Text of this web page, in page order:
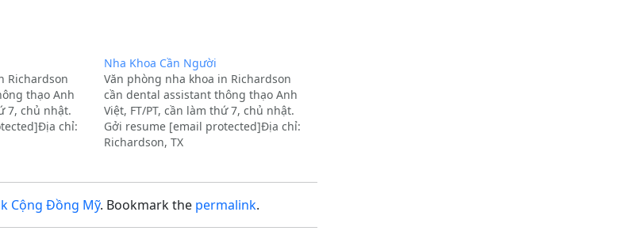
Richardson
thạo Anh
7, chủ nhật.
chỉ:
Nha Khoa Cần Người
Văn phòng nha khoa in Richardson
cần dental assistant thông thạo Anh
Việt, FT/PT, cần làm thứ 7, chủ nhật.
Gởi resume [email protected]Địa chỉ:
Richardson, TX
Cộng Đồng Mỹ. Bookmark the permalink.